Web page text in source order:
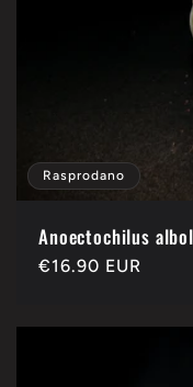
Rasprodano
Anoectochilus
Redovna
€16.90 EUR